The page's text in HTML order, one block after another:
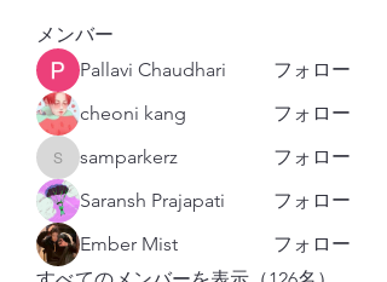
メンバー
Pallavi Chaudhari
フォロー
cheoni kang
フォロー
samparkerz
samparkerz
フォロー
Saransh Prajapati
フォロー
Ember Mist
フォロー